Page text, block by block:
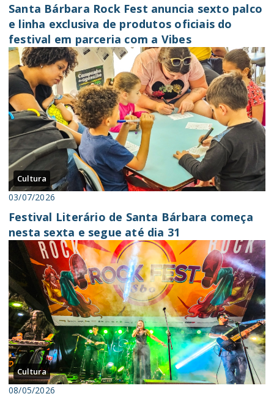
Santa Bárbara Rock Fest anuncia sexto palco
e linha exclusiva de produtos oficiais do
festival em parceria com a Vibes
Cultura
03/07/2026
Festival Literário de Santa Bárbara começa
nesta sexta e segue até dia 31
Cultura
08/05/2026